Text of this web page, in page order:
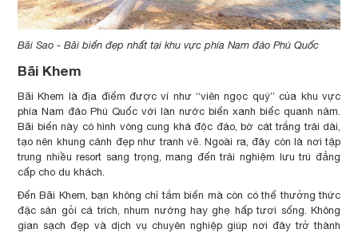
Bãi Sao - Bãi biển đẹp nhất tại khu vực phía Nam đảo Phú Quốc
Bãi Khem
Bãi Khem là địa điểm được ví như “viên ngọc quý” của khu vực
phía Nam đảo Phú Quốc với làn nước biển xanh biếc quanh năm.
Bãi biển này có hình vòng cung khá độc đáo, bờ cát trắng trải dài,
tạo nên khung cảnh đẹp như tranh vẽ. Ngoài ra, đây còn là nơi tập
trung nhiều resort sang trọng, mang đến trải nghiệm lưu trú đẳng
cấp cho du khách.
Đến Bãi Khem, bạn không chỉ tắm biển mà còn có thể thưởng thức
đặc sản gỏi cá trích, nhum nướng hay ghẹ hấp tươi sống. Không
gian sạch đẹp và dịch vụ chuyên nghiệp giúp nơi đây trở thành